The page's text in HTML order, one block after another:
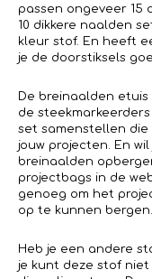
passen ongeveer 15
10 dikkere naalden
kleur stof. En heeft
je de doorstiksels
De breinaalden
de
set samenstellen
jouw projecten. En
breinaalden
projectbags in de
genoeg om het
op te kunnen bergen.
Heb je een andere
je kunt deze stof